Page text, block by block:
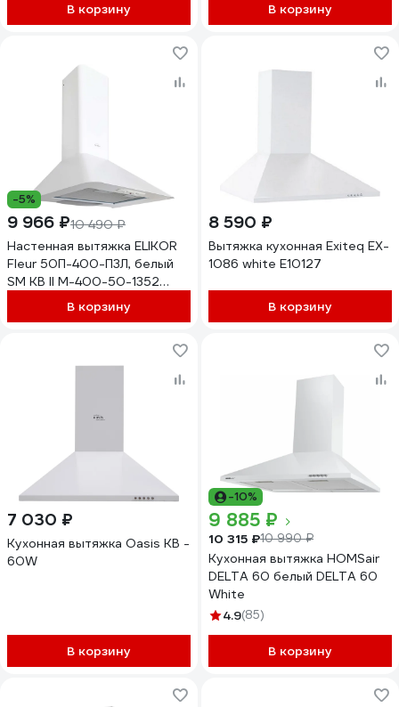
В корзину В корзину
-5%
9 966 ₽10 490 ₽
Настенная вытяжка ELIKOR
Fleur 50П-400-П3Л, белый
SM КВ II М-400-50-1352
В корзину
8 590 ₽
Вытяжка кухонная Exiteq EX-
1086 white E10127
В корзину
7 030 ₽
Кухонная вытяжка Oasis KB -
60W
В корзину
-10%
9 885 ₽
10 315 ₽10 990 ₽
Кухонная вытяжка HOMSair
DELTA 60 белый DELTA 60
White
4.9(85)
В корзину